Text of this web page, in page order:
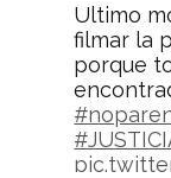
Ultimo
filmar la
porque